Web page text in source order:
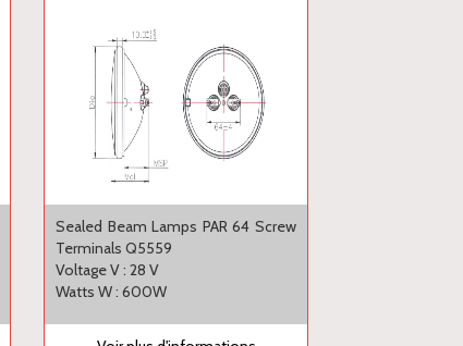
Sealed Beam Lamps PAR 64 Screw
Terminals Q5559
Voltage V : 28 V
Watts W : 600W